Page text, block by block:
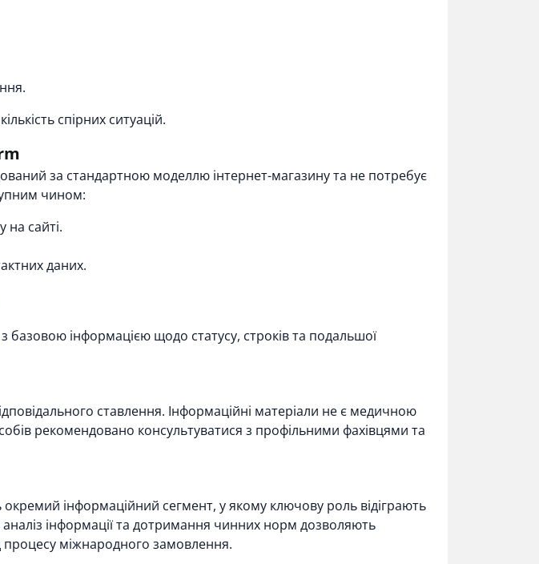
спірних ситуацій.
за стандартною моделлю інтернет-магазину та не потребує
чином:
на сайті.
даних.
інформацією щодо статусу, строків та подальшої
ставлення. Інформаційні матеріали не є медичною
рекомендовано консультуватися з профільними фахівцями та
інформаційний сегмент, у якому ключову роль відіграють
аналіз інформації та дотримання чинних норм дозволяють
процесу міжнародного замовлення.